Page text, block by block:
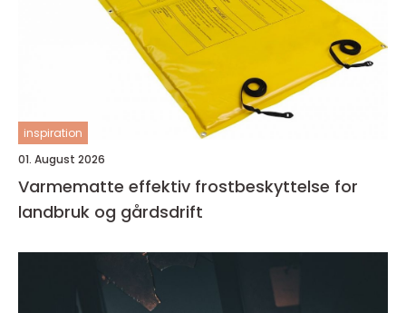
inspiration
01. August 2026
Varmematte effektiv frostbeskyttelse for
landbruk og gårdsdrift